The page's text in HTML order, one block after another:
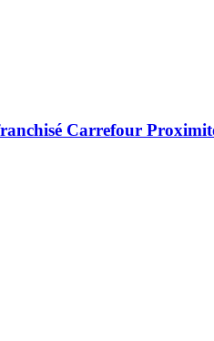
Carrefour